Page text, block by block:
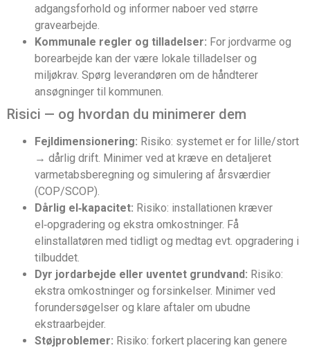
adgangsforhold og informer naboer ved større
gravearbejde.
Kommunale regler og tilladelser: For jordvarme og
borearbejde kan der være lokale tilladelser og
miljøkrav. Spørg leverandøren om de håndterer
ansøgninger til kommunen.
Risici — og hvordan du minimerer dem
Fejldimensionering: Risiko: systemet er for lille/stort
→ dårlig drift. Minimer ved at kræve en detaljeret
varmetabsberegning og simulering af årsværdier
(COP/SCOP).
Dårlig el‑kapacitet: Risiko: installationen kræver
el‑opgradering og ekstra omkostninger. Få
elinstallatøren med tidligt og medtag evt. opgradering i
tilbuddet.
Dyr jordarbejde eller uventet grundvand: Risiko:
ekstra omkostninger og forsinkelser. Minimer ved
forundersøgelser og klare aftaler om ubudne
ekstraarbejder.
Støjproblemer: Risiko: forkert placering kan genere